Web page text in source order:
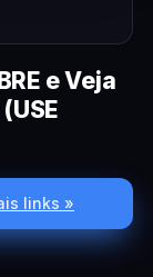
e Veja
links »